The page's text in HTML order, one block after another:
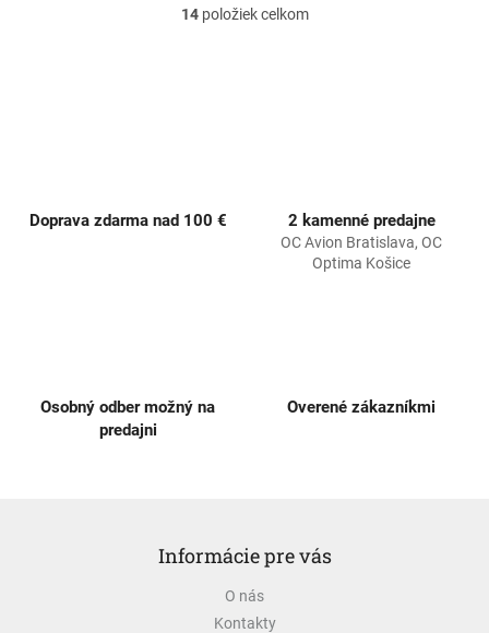
O
14položiek celkom
Doprava zdarma nad 100 € 2 kamenné predajne
OC Avion Bratislava, OC
Optima Košice
Osobný odber možný na
predajni
Overené zákazníkmi
Informácie pre vás
O nás
Kontakty